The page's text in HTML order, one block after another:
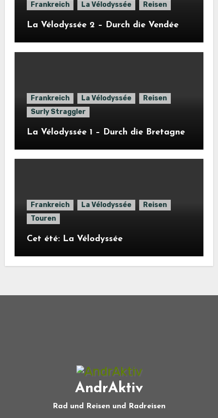
Frankreich La Vélodyssée Reisen
La Vélodyssée 2 – Durch die Vendée
Frankreich La Vélodyssée
Reisen
Surly Straggler
La Vélodyssée 1 – Durch die Bretagne
Frankreich La Vélodyssée
Reisen
Touren
Cet été: La Vélodyssée
AndrAktiv
Rad und Reisen und Radreisen